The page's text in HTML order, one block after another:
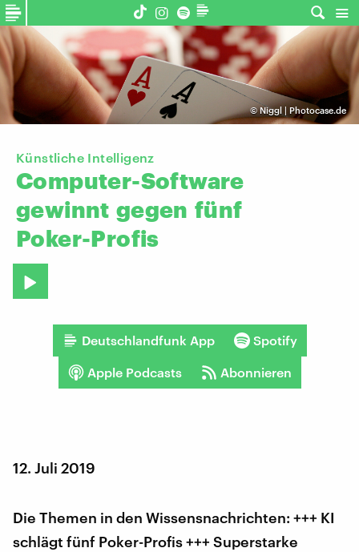
©Niggl | Photocase.de
Künstliche Intelligenz
Computer-Software
gewinnt gegen fünf
Poker-Profis
Deutschlandfunk App Spotify
Apple Podcasts Abonnieren
12. Juli 2019
Die Themen in den Wissensnachrichten: +++ KI
schlägt fünf Poker-Profis +++ Superstarke